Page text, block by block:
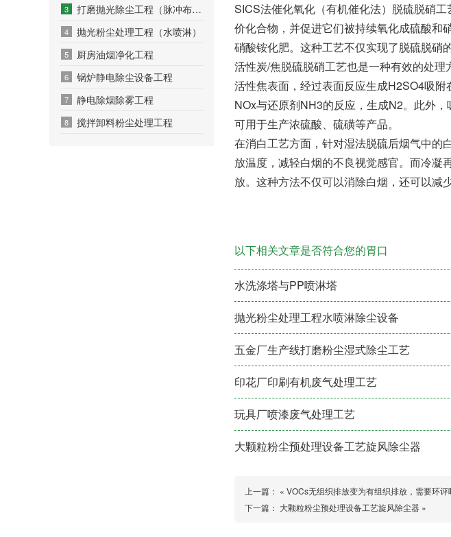
3 打磨抛光除尘工程（脉冲布袋除尘）
4 抛光粉尘处理工程（水喷淋）
5 厨房油烟净化工程
6 锅炉静电除尘设备工程
7 静电除烟除雾工程
8 搅拌卸料粉尘处理工程
SICS法催化氧化（有机催化法）脱硫脱硝
价化合物，并促进它们被持续氧化成硫酸和
硝酸铵化肥。这种工艺不仅实现了脱硫脱硝
活性炭/焦脱硫脱硝工艺也是一种有效的处
活性焦表面，经过表面反应生成H2SO4吸
NOx与还原剂NH3的反应，生成N2。此外
可用于生产浓硫酸、硫磺等产品。
在消白工艺方面，针对湿法脱硫后烟气中的
放温度，减轻白烟的不良视觉感官。而冷凝
放。这种方法不仅可以消除白烟，还可以减
以下相关文章是否符合您的胃口
水洗涤塔与PP喷淋塔
抛光粉尘处理工程水喷淋除尘设备
五金厂生产线打磨粉尘湿式除尘工艺
印花厂印刷有机废气处理工艺
玩具厂喷漆废气处理工艺
大颗粒粉尘预处理设备工艺旋风除尘器
上一篇： « VOCs无组织排放变为有组织排放，需要环评
下一篇： 大颗粒粉尘预处理设备工艺旋风除尘器 »